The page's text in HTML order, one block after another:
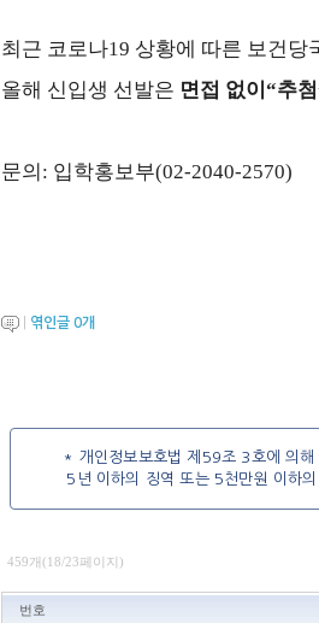
최근 코로나19 상황에 따른 보건당
올해 신입생 선발은 면접 없이 “추첨
문의: 입학홍보부(02-2040-2570)
엮인글 0개
* 개인정보보호법 제59조 3호에 의해
5년 이하의 징역 또는 5천만원 이하
459개(18/23페이지)
번호